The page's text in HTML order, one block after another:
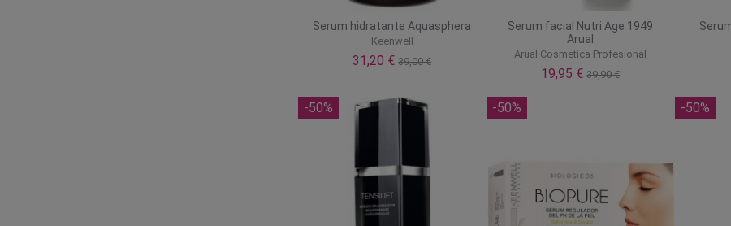
Serum hidratante Aquasphera
Keenwell
31,20 €39,00 €
Serum facial Nutri Age 1949
Arual
Arual Cosmetica Profesional
19,95 €39,90 €
-50% -50% -50%